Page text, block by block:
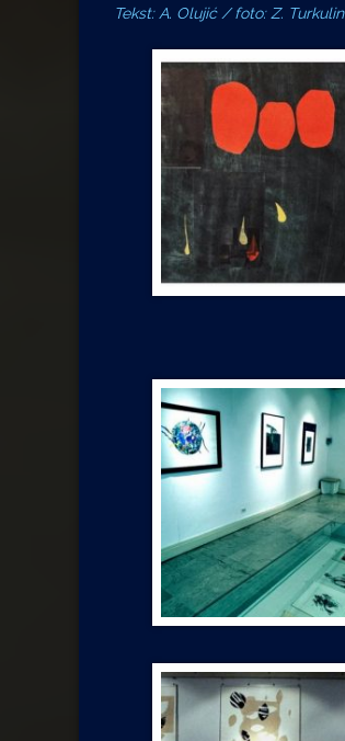
Tekst: A. Olujić / foto: Z. Turkulin